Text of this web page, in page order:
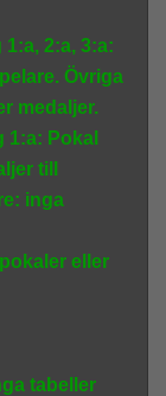
2:a, 3:a:
Övriga
medaljer.
1:a: Pokal
till
inga
eller
tabeller